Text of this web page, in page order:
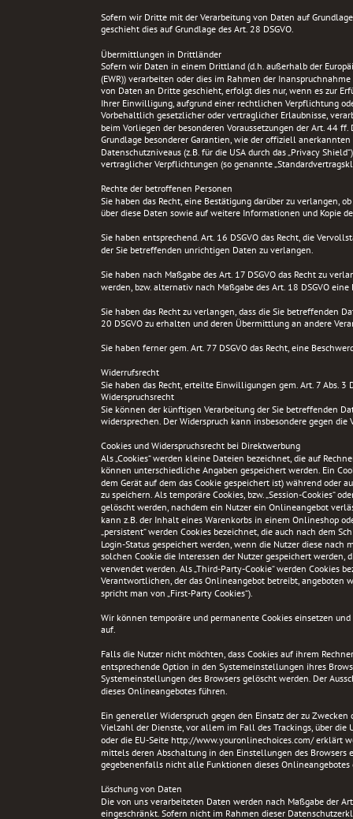
Sofern wir Dritte mit der Verarbeitung von Daten auf
geschieht dies auf Grundlage des Art. 28 DSGVO.
Übermittlungen in Drittländer
Sofern wir Daten in einem Drittland (d.h. außerhalb der
(EWR)) verarbeiten oder dies im Rahmen der
von Daten an Dritte geschieht, erfolgt dies nur, wenn es zur
Ihrer Einwilligung, aufgrund einer rechtlichen Verpflichtung
Vorbehaltlich gesetzlicher oder vertraglicher Erlaubnisse,
beim Vorliegen der besonderen Voraussetzungen der Art. 44
Grundlage besonderer Garantien, wie der offiziell
Datenschutzniveaus (z.B. für die USA durch das „Privacy
vertraglicher Verpflichtungen (so genannte
Rechte der betroffenen Personen
Sie haben das Recht, eine Bestätigung darüber zu verlangen,
über diese Daten sowie auf weitere Informationen und Kopie
Sie haben entsprechend. Art. 16 DSGVO das Recht, die
der Sie betreffenden unrichtigen Daten zu verlangen.
Sie haben nach Maßgabe des Art. 17 DSGVO das Recht zu
werden, bzw. alternativ nach Maßgabe des Art. 18 DSGVO
Sie haben das Recht zu verlangen, dass die Sie betreffenden
20 DSGVO zu erhalten und deren Übermittlung an andere
Sie haben ferner gem. Art. 77 DSGVO das Recht, eine
Widerrufsrecht
Sie haben das Recht, erteilte Einwilligungen gem. Art. 7 Abs.
Widerspruchsrecht
Sie können der künftigen Verarbeitung der Sie betreffenden
widersprechen. Der Widerspruch kann insbesondere gegen
Cookies und Widerspruchsrecht bei Direktwerbung
Als „Cookies“ werden kleine Dateien bezeichnet, die auf
können unterschiedliche Angaben gespeichert werden. Ein
dem Gerät auf dem das Cookie gespeichert ist) während oder
zu speichern. Als temporäre Cookies, bzw. „Session-Cookies“
gelöscht werden, nachdem ein Nutzer ein Onlineangebot
kann z.B. der Inhalt eines Warenkorbs in einem Onlineshop
„persistent“ werden Cookies bezeichnet, die auch nach dem
Login-Status gespeichert werden, wenn die Nutzer diese
solchen Cookie die Interessen der Nutzer gespeichert
verwendet werden. Als „Third-Party-Cookie“ werden Cookies
Verantwortlichen, der das Onlineangebot betreibt, angeboten
spricht man von „First-Party Cookies“).
Wir können temporäre und permanente Cookies einsetzen
auf.
Falls die Nutzer nicht möchten, dass Cookies auf ihrem
entsprechende Option in den Systemeinstellungen ihres
Systemeinstellungen des Browsers gelöscht werden. Der
dieses Onlineangebotes führen.
Ein genereller Widerspruch gegen den Einsatz der zu
Vielzahl der Dienste, vor allem im Fall des Trackings, über
oder die EU-Seite http://www.youronlinechoices.com/ erklärt
mittels deren Abschaltung in den Einstellungen des Browsers
gegebenenfalls nicht alle Funktionen dieses
Löschung von Daten
Die von uns verarbeiteten Daten werden nach Maßgabe der
eingeschränkt. Sofern nicht im Rahmen dieser